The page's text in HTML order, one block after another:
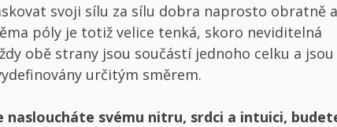
svoji sílu za sílu dobra naprosto obratně a
póly je totiž velice tenká, skoro neviditelná
obě strany jsou součástí jednoho celku a jsou
určitým směrem.
nasloucháte svému nitru, srdci a intuici,